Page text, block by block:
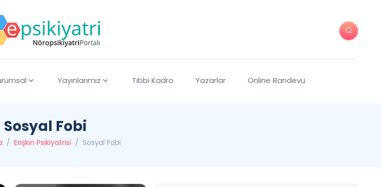
Yayınlarımız Tıbbi Kadro Yazarlar Online Randevu
Sosyal Fobi
/ Erişkin Psikiyatrisi / Sosyal Fobi